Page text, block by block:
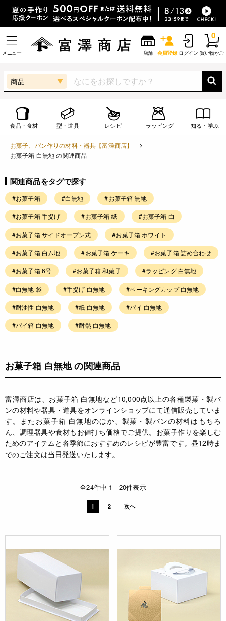
メニュー 店舗 会員登録 ログイン 買い物かご
0
商品
食品・食材 型・道具 レシピ ラッピング 知る・学ぶ
お菓子、パン作りの材料・器具【富澤商店】
お菓子箱 白無地 の関連商品
関連商品をタグで探す
#お菓子箱 #白無地 #お菓子箱 無地
#お菓子箱 手提げ #お菓子箱 紙 #お菓子箱 白
#お菓子箱 サイドオープン式 #お菓子箱 ホワイト
#お菓子箱 白ム地 #お菓子箱 ケーキ #お菓子箱 詰め合わせ
#お菓子箱 6号 #お菓子箱 和菓子 #ラッピング 白無地
#白無地 袋 #手提げ 白無地 #ベーキングカップ 白無地
#耐油性 白無地 #紙 白無地 #パイ 白無地
#パイ箱 白無地 #耐熱 白無地
お菓子箱 白無地 の関連商品
富澤商店は、お菓子箱 白無地など10,000点以上の各種製菓・製パ
ンの材料や器具・道具をオンラインショップにて通信販売していま
す。またお菓子箱 白無地のほか、製菓・製パンの材料はもちろ
ん、調理器具や食材もお値打ち価格でご提供。お菓子作りを楽しむ
ためのアイテムと各季節におすすめのレシピが豊富です。昼12時ま
でのご注文は当日発送いたします。
全24件中 1 - 20件表示
1 2 次へ